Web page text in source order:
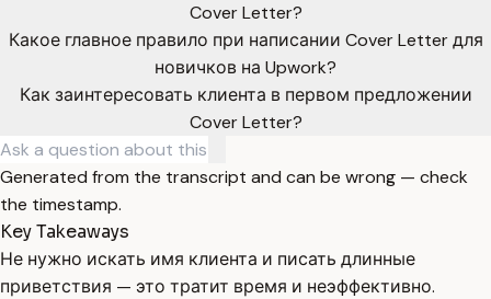
Cover Letter?
Какое главное правило при написании Cover Letter для
новичков на Upwork?
Как заинтересовать клиента в первом предложении
Cover Letter?
Generated from the transcript and can be wrong — check
the timestamp.
Key Takeaways
Не нужно искать имя клиента и писать длинные
приветствия — это тратит время и неэффективно.